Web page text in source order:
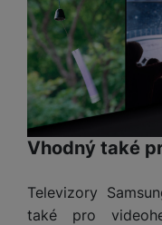
Vhodný také
Televizory
také pro